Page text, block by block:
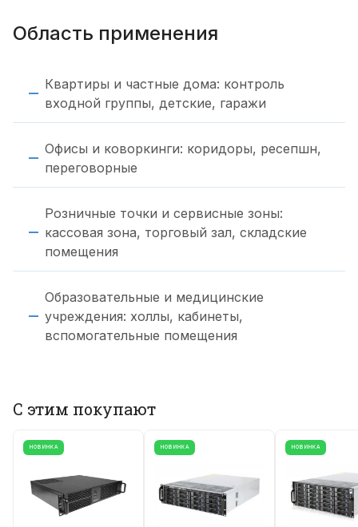
Область применения
Квартиры и частные дома: контроль
входной группы, детские, гаражи
Офисы и коворкинги: коридоры, ресепшн,
переговорные
Розничные точки и сервисные зоны:
кассовая зона, торговый зал, складские
помещения
Образовательные и медицинские
учреждения: холлы, кабинеты,
вспомогательные помещения
С этим покупают
НОВИНКА НОВИНКА НОВИНКА